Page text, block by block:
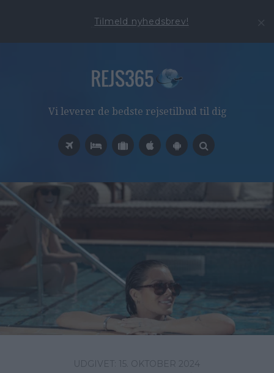
Tilmeld nyhedsbrev!
Vi leverer de bedste rejsetilbud til dig
15. OKTOBER 2024